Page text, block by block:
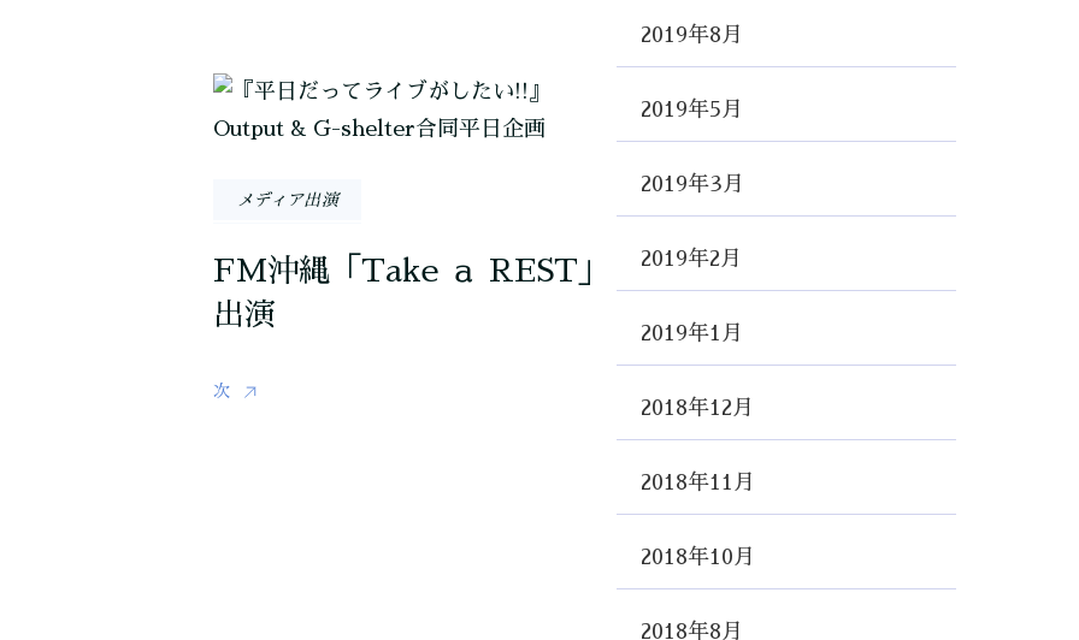
メディア出演
FM沖縄「Take ａ REST」
出演
次
2019年8月
2019年5月
2019年3月
2019年2月
2019年1月
2018年12月
2018年11月
2018年10月
2018年8月